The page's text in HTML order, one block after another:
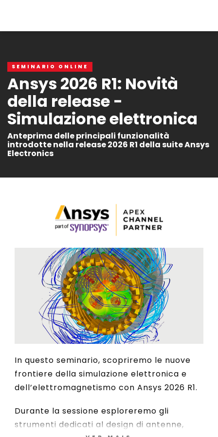
SEMINARIO ONLINE
Ansys 2026 R1: Novità
della release -
Simulazione elettronica
Anteprima delle principali funzionalità
introdotte nella release 2026 R1 della suite Ansys
Electronics
In questo seminario, scopriremo le nuove
frontiere della simulazione elettronica e
dell’elettromagnetismo con Ansys 2026 R1.
Durante la sessione esploreremo gli
strumenti dedicati al design di antenne,